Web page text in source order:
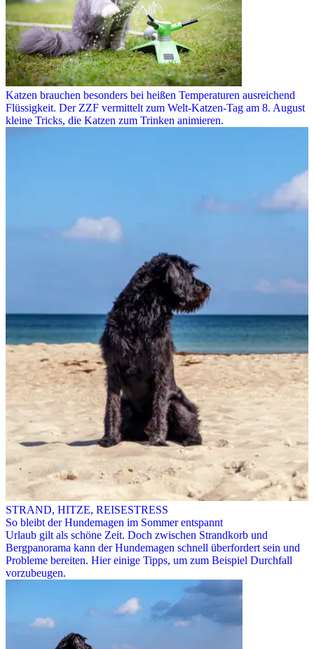
Katzen brauchen besonders bei heißen Temperaturen ausreichend
Flüssigkeit. Der ZZF vermittelt zum Welt-Katzen-Tag am 8. August
kleine Tricks, die Katzen zum Trinken animieren.
STRAND, HITZE, REISESTRESS
So bleibt der Hundemagen im Sommer entspannt
Urlaub gilt als schöne Zeit. Doch zwischen Strandkorb und
Bergpanorama kann der Hundemagen schnell überfordert sein und
Probleme bereiten. Hier einige Tipps, um zum Beispiel Durchfall
vorzubeugen.